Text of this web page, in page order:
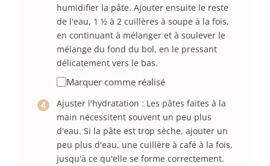
humidifier la pâte. Ajouter ensuite le reste
de l'eau, 1 ½ à 2 cuillères à soupe à la fois,
en continuant à mélanger et à soulever le
mélange du fond du bol, en le pressant
délicatement vers le bas.
Marquer comme réalisé
Ajuster l'hydratation : Les pâtes faites à la
main nécessitent souvent un peu plus
d'eau. Si la pâte est trop sèche, ajouter un
peu plus d'eau, une cuillère à café à la fois,
jusqu'à ce qu'elle se forme correctement.